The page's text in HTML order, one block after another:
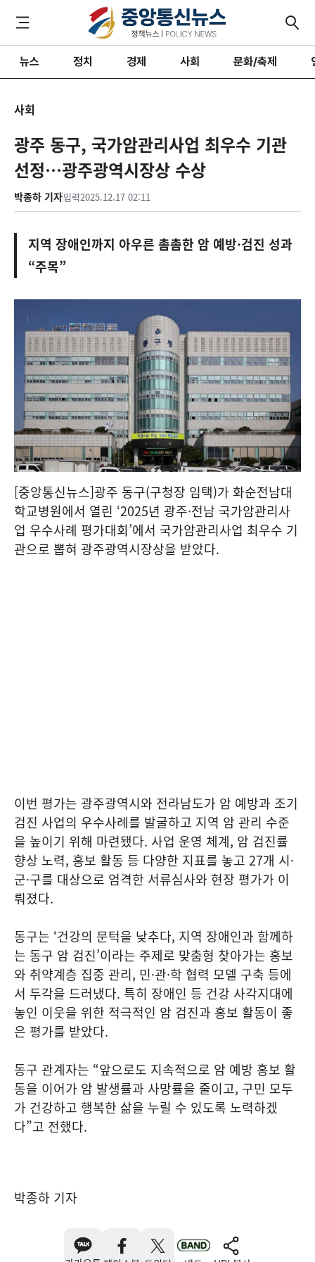
뉴스 정치 경제 사회 문화/축제
사회
광주 동구, 국가암관리사업 최우수 기관
선정…광주광역시장상 수상
박종하 기자입력2025.12.17 02:11
지역 장애인까지 아우른 촘촘한 암 예방·검진 성과
“주목”
[중앙통신뉴스]광주 동구(구청장 임택)가 화순전남대
학교병원에서 열린 ‘2025년 광주·전남 국가암관리사
업 우수사례 평가대회’에서 국가암관리사업 최우수 기
관으로 뽑혀 광주광역시장상을 받았다.
이번 평가는 광주광역시와 전라남도가 암 예방과 조기
검진 사업의 우수사례를 발굴하고 지역 암 관리 수준
을 높이기 위해 마련됐다. 사업 운영 체계, 암 검진률
향상 노력, 홍보 활동 등 다양한 지표를 놓고 27개 시·
군·구를 대상으로 엄격한 서류심사와 현장 평가가 이
뤄졌다.
동구는 ‘건강의 문턱을 낮추다, 지역 장애인과 함께하
는 동구 암 검진’이라는 주제로 맞춤형 찾아가는 홍보
와 취약계층 집중 관리, 민·관·학 협력 모델 구축 등에
서 두각을 드러냈다. 특히 장애인 등 건강 사각지대에
놓인 이웃을 위한 적극적인 암 검진과 홍보 활동이 좋
은 평가를 받았다.
동구 관계자는 “앞으로도 지속적으로 암 예방 홍보 활
동을 이어가 암 발생률과 사망률을 줄이고, 구민 모두
가 건강하고 행복한 삶을 누릴 수 있도록 노력하겠
다”고 전했다.
박종하 기자